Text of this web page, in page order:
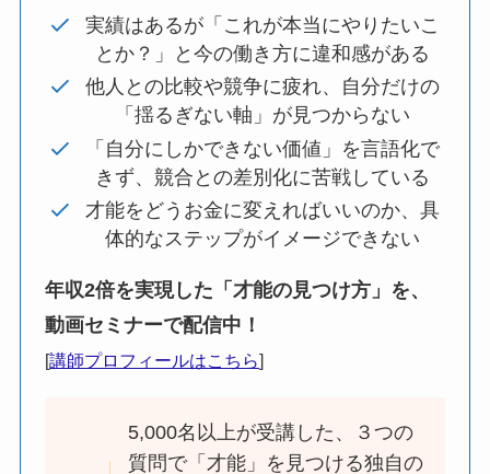
実績はあるが「これが本当にやりたいこ
とか？」と今の働き方に違和感がある
他人との比較や競争に疲れ、自分だけの
「揺るぎない軸」が見つからない
「自分にしかできない価値」を言語化で
きず、競合との差別化に苦戦している
才能をどうお金に変えればいいのか、具
体的なステップがイメージできない
年収2倍を実現した「才能の見つけ方」を、
動画セミナーで配信中！
[講師プロフィールはこちら]
5,000名以上が受講した、３つの
質問で「才能」を見つける独自の